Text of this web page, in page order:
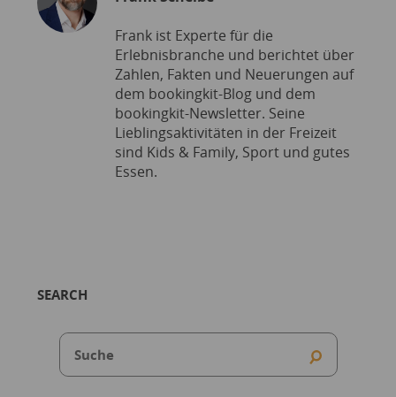
SEARCH
Frank ist Experte für die
Erlebnisbranche und berichtet über
Zahlen, Fakten und Neuerungen auf
dem bookingkit-Blog und dem
bookingkit-Newsletter. Seine
Lieblingsaktivitäten in der Freizeit
sind Kids & Family, Sport und gutes
Essen.